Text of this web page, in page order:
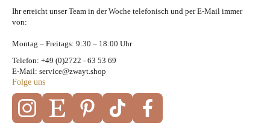
Ihr erreicht unser Team in der Woche telefonisch und per E-Mail immer
von:
Montag – Freitags: 9:30 – 18:00 Uhr
Telefon: +49 (0)2722 - 63 53 69
E-Mail: service@zwayt.shop
Folge uns